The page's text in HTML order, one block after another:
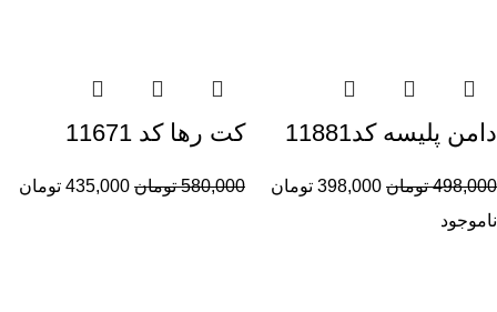
دامن پلیسه کد11881
498,000 تومان 398,000 تومان
کت رها کد 11671
580,000 تومان 435,000 تومان
ناموجود